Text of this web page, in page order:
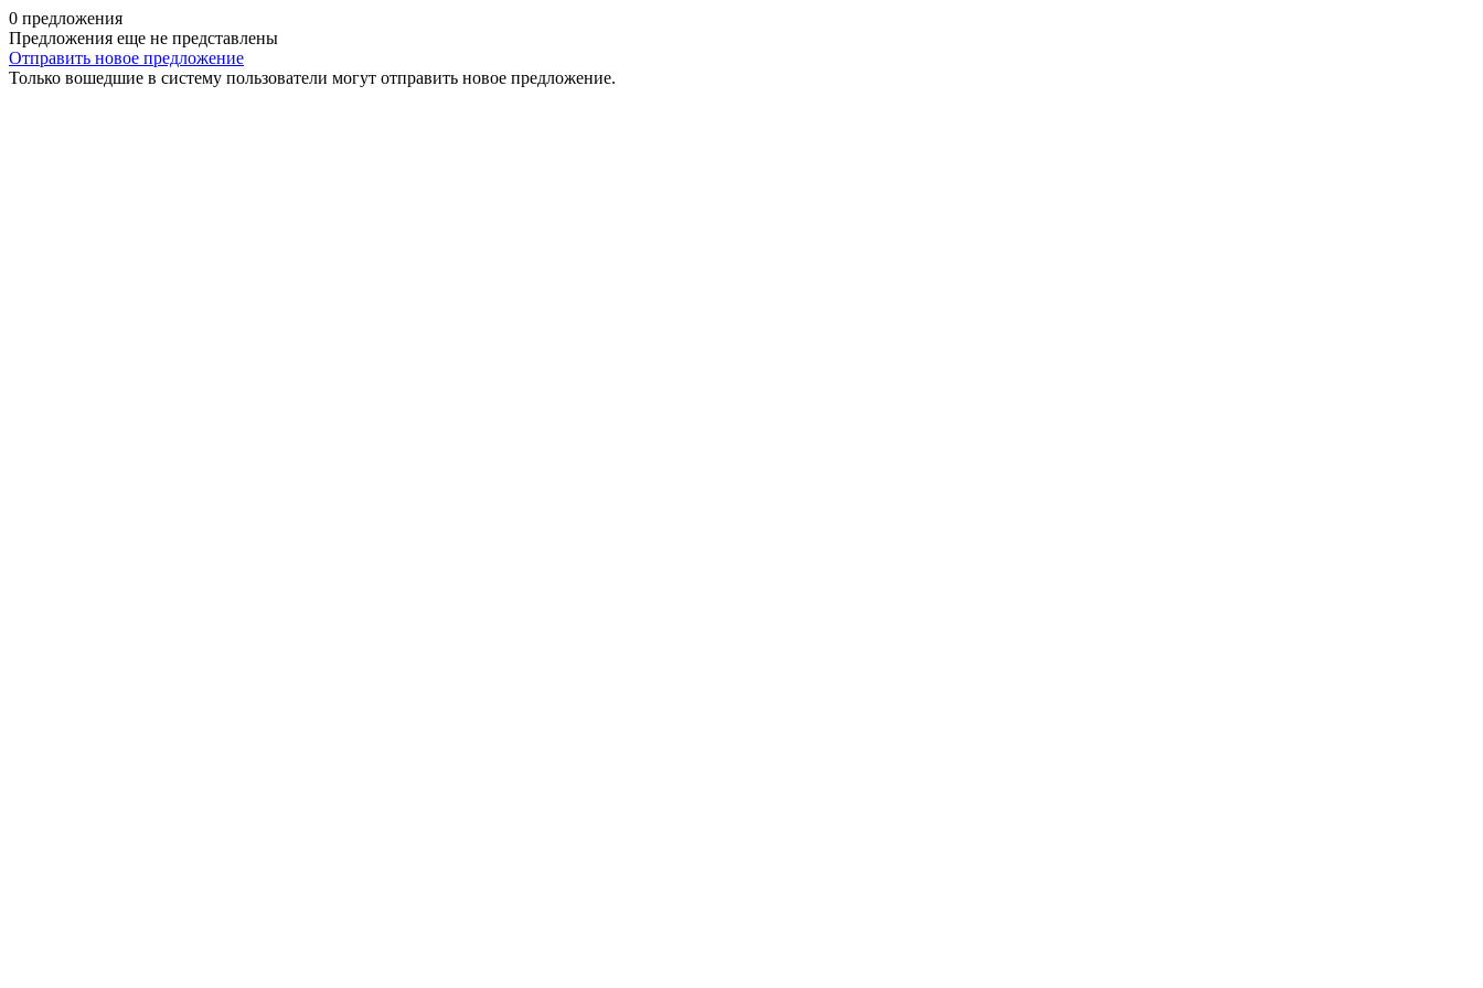
0 предложения
Предложения еще не представлены
Отправить новое предложение
Только вошедшие в систему пользователи могут отправить новое предложение.